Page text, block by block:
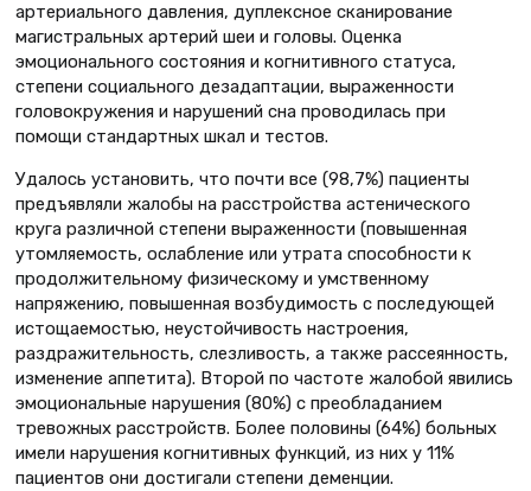
артериального давления, дуплексное сканирование
магистральных артерий шеи и головы. Оценка
эмоционального состояния и когнитивного статуса,
степени социального дезадаптации, выраженности
головокружения и нарушений сна проводилась при
помощи стандартных шкал и тестов.
Удалось установить, что почти все (98,7%) пациенты
предъявляли жалобы на расстройства астенического
круга различной степени выраженности (повышенная
утомляемость, ослабление или утрата способности к
продолжительному физическому и умственному
напряжению, повышенная возбудимость с последующей
истощаемостью, неустойчивость настроения,
раздражительность, слезливость, а также рассеянность,
изменение аппетита). Второй по частоте жалобой явились
эмоциональные нарушения (80%) с преобладанием
тревожных расстройств. Более половины (64%) больных
имели нарушения когнитивных функций, из них у 11%
пациентов они достигали степени деменции.